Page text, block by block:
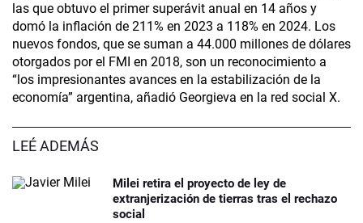
las que obtuvo el primer superávit anual en 14 años y
domó la inflación de 211% en 2023 a 118% en 2024. Los
nuevos fondos, que se suman a 44.000 millones de dólares
otorgados por el FMI en 2018, son un reconocimiento a
“los impresionantes avances en la estabilización de la
economía” argentina, añadió Georgieva en la red social X.
LEÉ ADEMÁS
Milei retira el proyecto de ley de
extranjerización de tierras tras el rechazo
social